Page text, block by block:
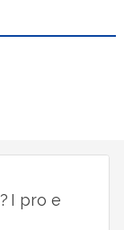
I pro e